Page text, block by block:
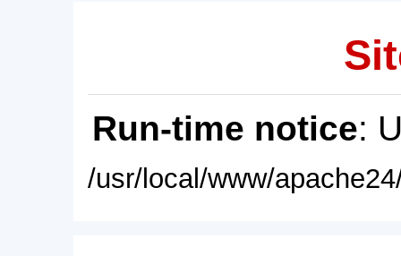
Run-time notice:
/usr/local/www/